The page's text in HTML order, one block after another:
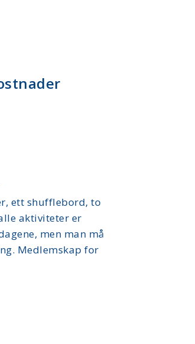
ett shufflebord, to
aktiviteter er
men man må
Medlemskap for